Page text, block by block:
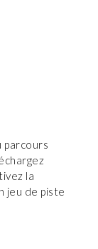
parcours
la
jeu de piste